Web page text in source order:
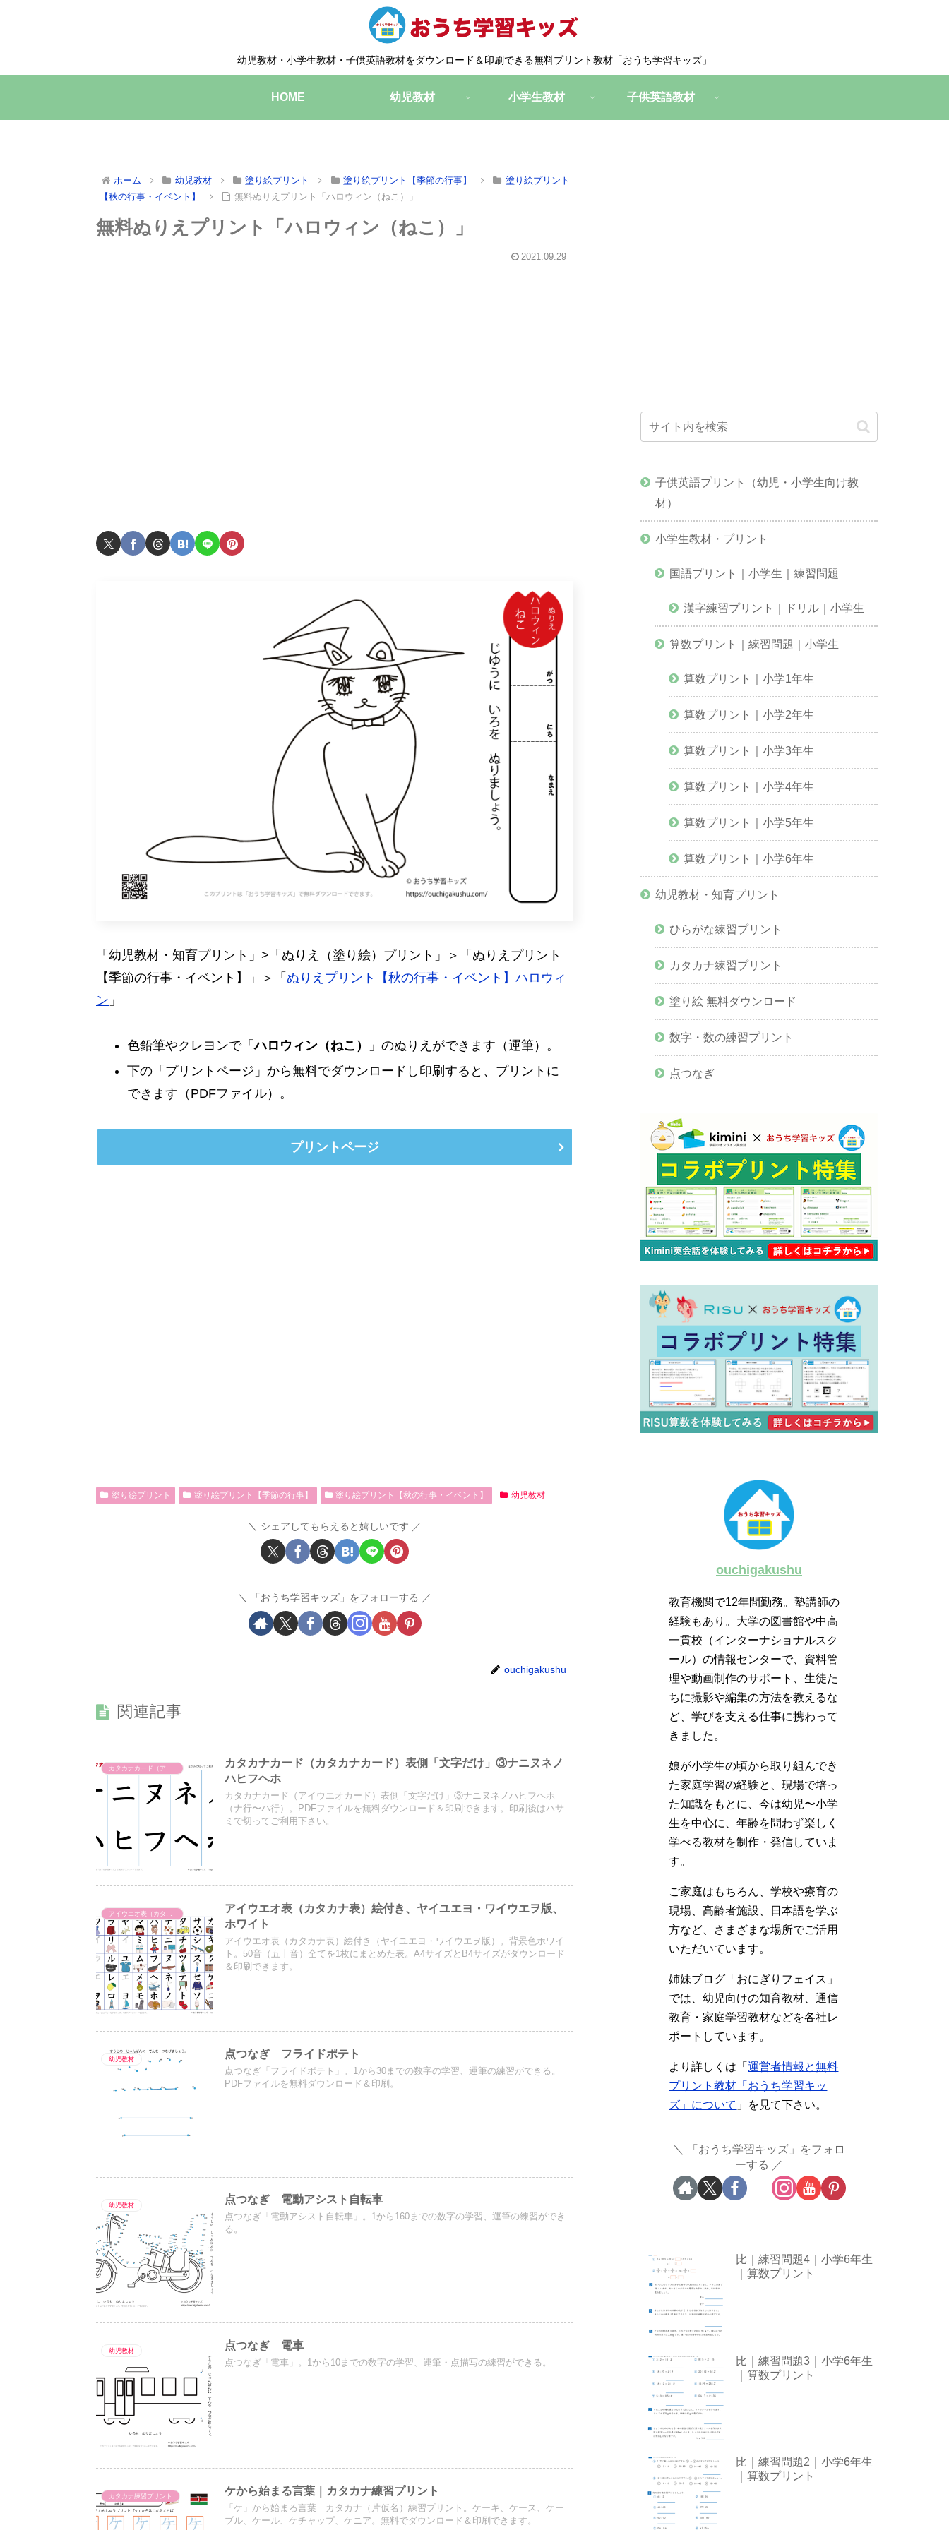
幼児教材・小学生教材・子供英語教材をダウンロード＆印刷できる無料プリント教材「おうち学習キッズ」
HOME 幼児教材 小学生教材 子供英語教材
ホーム 幼児教材 塗り絵プリント 塗り絵プリント【季節の行事】
塗り絵プリント
【秋の行事・イベント】
無料ぬりえプリント「ハロウィン（ねこ）」
無料ぬりえプリント「ハロウィン（ねこ）」
2021.09.29
「幼児教材・知育プリント」>「ぬりえ（塗り絵）プリント」＞「ぬりえプリント
【季節の行事・イベント】」＞「 ぬりえプリント【秋の行事・イベント】ハロウィ
ン 」
色鉛筆やクレヨンで「ハロウィン（ねこ）
」のぬりえができます（運筆）。
下の「プリントページ」から無料でダウンロードし印刷すると、プリントに
できます（PDFファイル）。
プリントページ
塗り絵プリント 塗り絵プリント【季節の行事】 塗り絵プリント【秋の行事・イベント】 幼児教材
シェアしてもらえると嬉しいです
「おうち学習キッズ」をフォローする
ouchigakushu
関連記事
カタカナカード（カタカナカード）表側「文字だけ」③ナニヌネノ
ハヒフヘホ
カタカナカード（アイウエオカード）表側「文字だけ」③ナニヌネノハヒフヘホ
（ナ行〜ハ行）。PDFファイルを無料ダウンロード＆印刷できます。印刷後はハサ
ミで切ってご利用下さい。
アイウエオ表（カタカナ表）
アイウエオ表（カタカナ表）絵付き、ヤイユエヨ・ワイウエヲ版、
ホワイト
アイウエオ表（カタカナ表）絵付き（ヤイユエヨ・ワイウエヲ版）。背景色ホワイ
ト。50音（五十音）全てを1枚にまとめた表。A4サイズとB4サイズがダウンロード
＆印刷できます。
幼児教材 点つなぎ フライドポテト
点つなぎ「フライドポテト」。1から30までの数字の学習、運筆の練習ができる。
PDFファイルを無料ダウンロード＆印刷。
幼児教材 点つなぎ 電動アシスト自転車
点つなぎ「電動アシスト自転車」。1から160までの数字の学習、運筆の練習ができ
る。
幼児教材 点つなぎ 電車
点つなぎ「電車」。1から10までの数字の学習、運筆・点描写の練習ができる。
カタカナ練習プリント ケから始まる言葉｜カタカナ練習プリント
「ケ」から始まる言葉｜カタカナ（片仮名）練習プリント。ケーキ、ケース、ケー
ブル、ケール、ケチャップ、ケニア。無料でダウンロード＆印刷できます。
子供英語プリント（幼児・小学生向け教
材）
小学生教材・プリント
国語プリント｜小学生｜練習問題
漢字練習プリント｜ドリル｜小学生
算数プリント｜練習問題｜小学生
算数プリント｜小学1年生
算数プリント｜小学2年生
算数プリント｜小学3年生
算数プリント｜小学4年生
算数プリント｜小学5年生
算数プリント｜小学6年生
幼児教材・知育プリント
ひらがな練習プリント
カタカナ練習プリント
塗り絵 無料ダウンロード
数字・数の練習プリント
点つなぎ
ouchigakushu
教育機関で12年間勤務。塾講師の
経験もあり。大学の図書館や中高
一貫校（インターナショナルスク
ール）の情報センターで、資料管
理や動画制作のサポート、生徒た
ちに撮影や編集の方法を教えるな
ど、学びを支える仕事に携わって
きました。
娘が小学生の頃から取り組んでき
た家庭学習の経験と、現場で培っ
た知識をもとに、今は幼児〜小学
生を中心に、年齢を問わず楽しく
学べる教材を制作・発信していま
す。
ご家庭はもちろん、学校や療育の
現場、高齢者施設、日本語を学ぶ
方など、さまざまな場所でご活用
いただいています。
姉妹ブログ「おにぎりフェイス」
では、幼児向けの知育教材、通信
教育・家庭学習教材などを各社レ
ポートしています。
より詳しくは「運営者情報と無料
プリント教材「おうち学習キッ
ズ」について 」を見て下さい。
「おうち学習キッズ」をフォロ
ーする
比｜練習問題4｜小学6年生
｜算数プリント
比｜練習問題3｜小学6年生
｜算数プリント
比｜練習問題2｜小学6年生
｜算数プリント